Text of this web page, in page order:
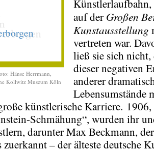
Hänse Herrmann,
Kollwitz Museum Köln
Künstlerlaufbahn,
auf der Großen
Kunstausstellung
vertreten war.
ließ sie sich
dieser negativen
anderer
Lebensumstände
künstlerische Karriere. 1906,
Schmähung“, wurden ihr
darunter Max Beckmann,
zuerkannt – der älteste deutsche